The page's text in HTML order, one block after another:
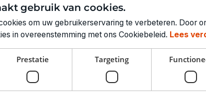
gebruik van cookies.
om uw gebruikerservaring te verbeteren. Door
in overeenstemming met ons Cookiebeleid. Lees
Prestatie Targeting